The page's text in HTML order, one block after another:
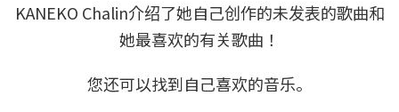
KANEKO Chalin介绍了她自己创作的未发表的歌曲和
她最喜欢的有关歌曲！
您还可以找到自己喜欢的音乐。